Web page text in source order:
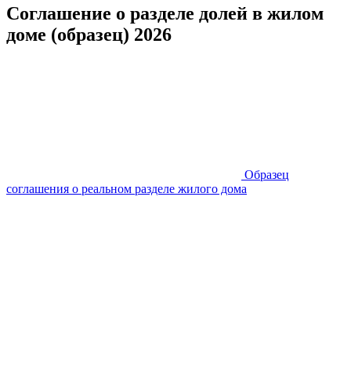
Соглашение о разделе долей в жилом
доме (образец) 2026
Образец
соглашения о реальном разделе жилого дома